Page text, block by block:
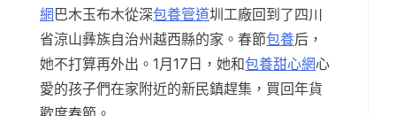
網 巴木玉布木從深包養管道圳工廠回到了四川
省涼山彝族自治州越西縣的家。春節包養后，
她不打算再外出。1月17日，她和包養甜心網心
愛的孩子們在家附近的新民鎮趕集，買回年貨